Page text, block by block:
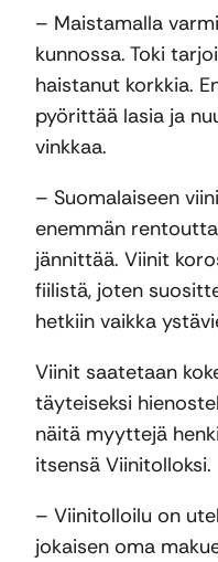
– Maistamalla
kunnossa. Toki
haistanut korkkia.
pyörittää lasia ja
vinkkaa.
– Suomalaiseen
enemmän
jännittää. Viinit
fiilistä, joten
hetkiin vaikka
Viinit saatetaan
täyteiseksi
näitä myyttejä
itsensä Viinitolloksi.
– Viinitolloilu on
jokaisen oma